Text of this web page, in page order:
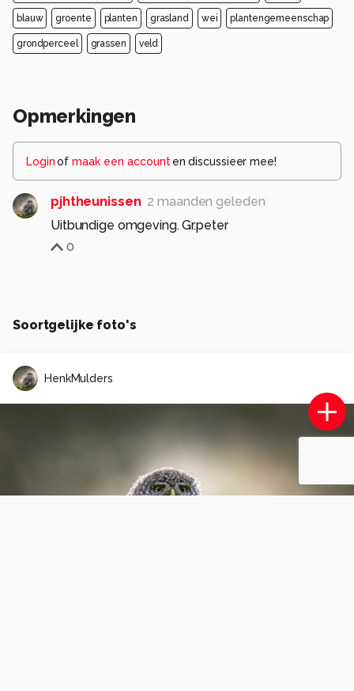
blauw groente planten grasland wei plantengemeenschap
grondperceel grassen veld
Opmerkingen
Loginof maak een account en discussieer mee!
pjhtheunissen 2 maanden geleden
Uitbundige omgeving. Gr.peter
0
Soortgelijke foto's
HenkMulders